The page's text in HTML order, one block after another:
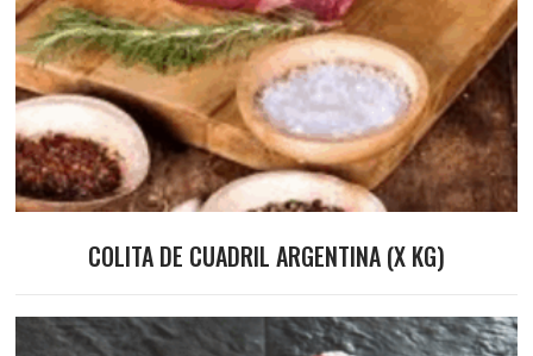
COLITA DE CUADRIL ARGENTINA (X KG)